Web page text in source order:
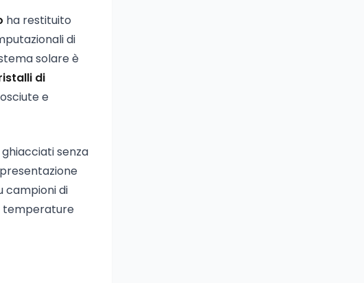
ha restituito
di
solare è
di
e
senza
campioni di
temperature